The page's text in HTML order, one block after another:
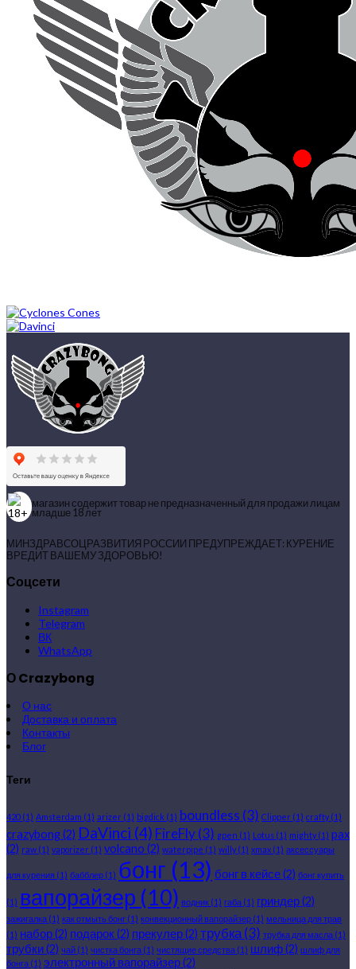
магазин содержит товар не предназначенный для продажи лицам
младше 18 лет
МИНЗДРАВСОЦРАЗВИТИЯ РОССИИ ПРЕДУПРЕЖДАЕТ: КУРЕНИЕ
ВРЕДИТ ВАШЕМУ ЗДОРОВЬЮ!
Соцсети
Instagram
Telegram
ВК
WhatsApp
О Crazybong
О нас
Доставка и оплата
Контакты
Блог
Теги
420 (1) Amsterdam (1) arizer (1) bigdick (1) boundless (3) Clipper (1) crafty(1)
crazybong(2) DaVinci (4) FireFly(3) gpen (1) Lotus (1) mighty(1) pax
(2) raw (1) vaporizer (1) volcano (2) waterpipe (1) willy(1) xmax (1) аксессуары
для курения (1) бабблер (1) бонг (13) бонг в кейсе(2) бонг купить
(1) вапорайзер (10) водник (1) габа (1) гриндер(2)
зажигалка (1) как отмыть бонг (1) конвекционный вапорайзер (1) мельница для трав
(1) набор(2) подарок(2) прекулер(2) трубка(3) трубка для масла (1)
трубки(2) чай (1) чистка бонга (1) чистящие средства (1) шлиф(2) шлиф для
бонга (1) электронный вапорайзер(2)